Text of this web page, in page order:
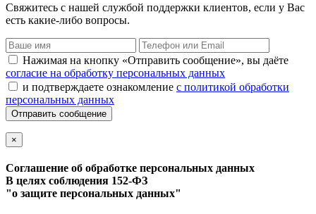
Свяжитесь с нашей службой поддержки клиентов, если у Вас
есть какие-либо вопросы.
Нажимая на кнопку «Отправить сообщение», вы даёте
согласие на обработку персональных данных
и подтверждаете ознакомление с политикой обработки
персональных данных
Отправить сообщение
×
Соглашение об обработке персональных данных
В целях соблюдения 152-ФЗ
"о защите персональных данных"